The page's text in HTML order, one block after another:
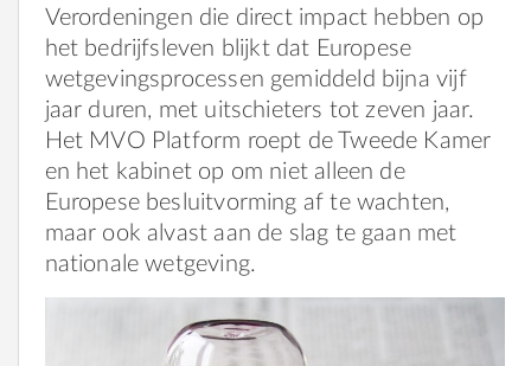
Verordeningen die direct impact hebben op
het bedrijfsleven blijkt dat Europese
wetgevingsprocessen gemiddeld bijna vijf
jaar duren, met uitschieters tot zeven jaar.
Het MVO Platform roept de Tweede Kamer
en het kabinet op om niet alleen de
Europese besluitvorming af te wachten,
maar ook alvast aan de slag te gaan met
nationale wetgeving.